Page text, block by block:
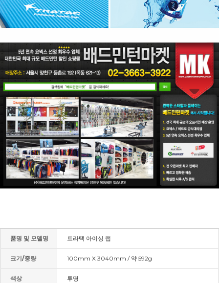
품명 및 모델명 트라택 아이싱 랩
크기/중량 100mm X 3040mm / 약 592g
색상 투명